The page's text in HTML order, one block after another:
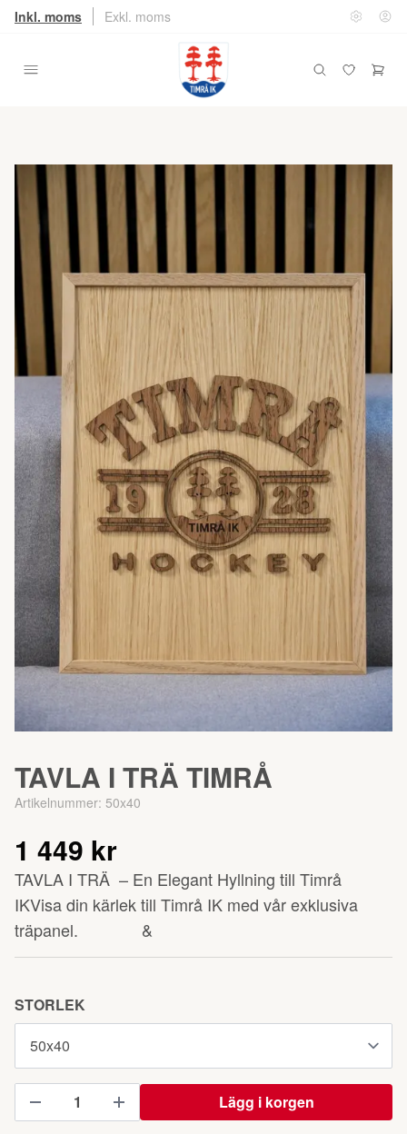
Inkl. moms Exkl. moms
TAVLA I TRÄ TIMRÅ
Artikelnummer: 50x40
1 449 kr
TAVLA I TRÄ – En Elegant Hyllning till Timrå
IKVisa din kärlek till Timrå IK med vår exklusiva
träpanel. &
STORLEK
Lägg i korgen